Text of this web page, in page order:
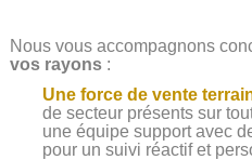
Nous vous accompagnons
vos rayons :
Une force de vente
de secteur présents sur
une équipe support avec
pour un suivi réactif et